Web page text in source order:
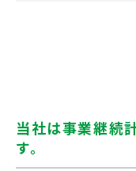
当社は事業継続
す。